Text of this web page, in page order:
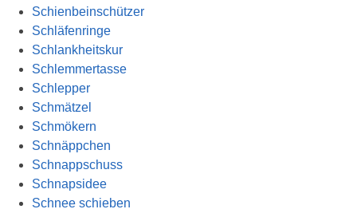
Schienbeinschützer
Schläfenringe
Schlankheitskur
Schlemmertasse
Schlepper
Schmätzel
Schmökern
Schnäppchen
Schnappschuss
Schnapsidee
Schnee schieben